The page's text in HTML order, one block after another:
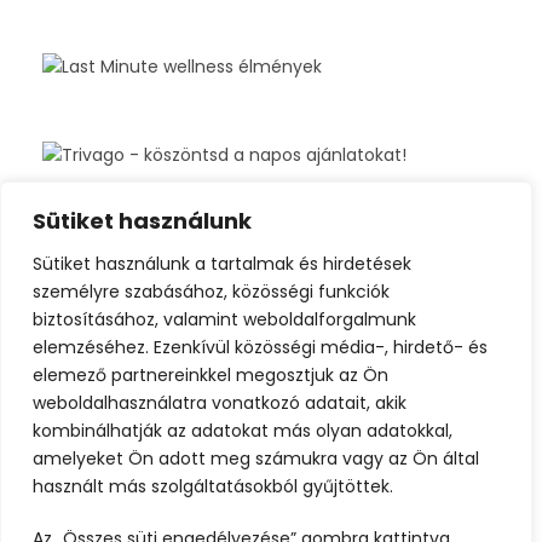
Sütiket használunk
Sütiket használunk a tartalmak és hirdetések
személyre szabásához, közösségi funkciók
biztosításához, valamint weboldalforgalmunk
elemzéséhez. Ezenkívül közösségi média-, hirdető- és
elemező partnereinkkel megosztjuk az Ön
weboldalhasználatra vonatkozó adatait, akik
kombinálhatják az adatokat más olyan adatokkal,
amelyeket Ön adott meg számukra vagy az Ön által
használt más szolgáltatásokból gyűjtöttek.